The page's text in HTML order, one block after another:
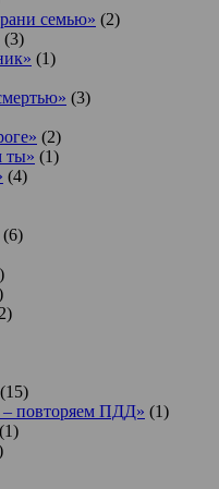
семью» (2)
(3)
(1)
(3)
(2)
ты» (1)
(4)
(6)
(15)
– повторяем ПДД» (1)
(1)